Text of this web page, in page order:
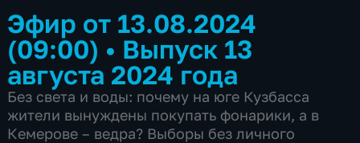
Эфир от 13.08.2024
(09:00) • Выпуск 13
августа 2024 года
Без света и воды: почему на юге Кузбасса
жители вынуждены покупать фонарики, а в
Кемерове – ведра? Выборы без личного